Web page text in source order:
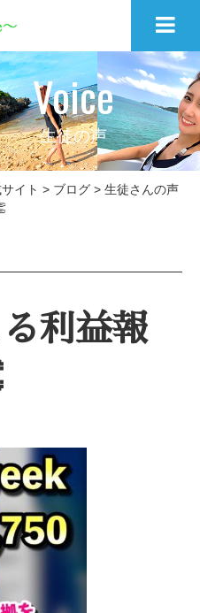
Voice
生徒の声
イト > ブログ> 生徒さんの声
利益報